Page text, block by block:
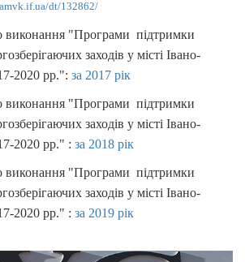
dt/132862/
виконання "Програми підтримки
заходів у місті Івано-
2020 рр.": за 2017 рік
виконання "Програми підтримки
заходів у місті Івано-
2020 рр." : за 2018 рік
виконання "Програми підтримки
заходів у місті Івано-
2020 рр." : за 2019 рік